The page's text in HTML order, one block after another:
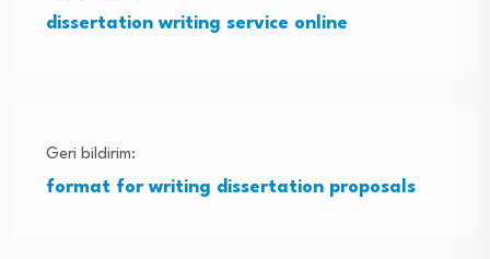
dissertation writing service online
Geri bildirim:
format for writing dissertation proposals